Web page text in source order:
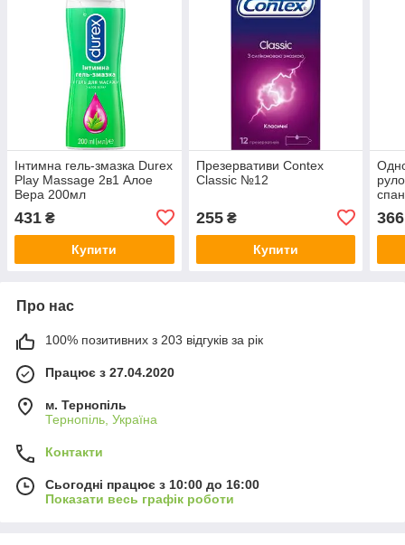
Інтимна гель-змазка Durex
Play Massage 2в1 Алое
Вера 200мл
431 ₴
Купити
Презервативи Contex
Classic №12
255₴
Купити
366
Про нас
100% позитивних з 203 відгуків за рік
Працює з 27.04.2020
м. Тернопіль
Тернопіль, Україна
Контакти
Сьогодні працює з 10:00 до 16:00
Показати весь графік роботи